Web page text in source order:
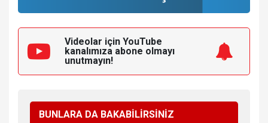
Videolar için YouTube
kanalımıza abone olmayı
unutmayın!
BUNLARA DA BAKABİLİRSİNİZ